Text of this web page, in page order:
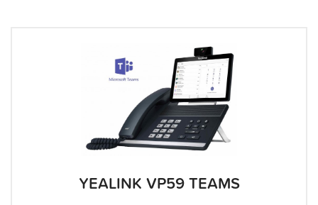
YEALINK VP59 TEAMS